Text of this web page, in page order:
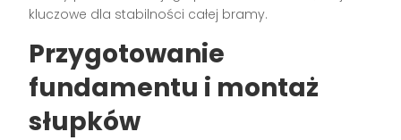
kluczowe dla stabilności całej bramy.
Przygotowanie
fundamentu i montaż
słupków